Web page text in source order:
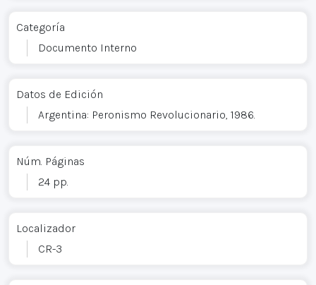
Categoría
Documento Interno
Datos de Edición
Argentina: Peronismo Revolucionario, 1986.
Núm. Páginas
24 pp.
Localizador
CR-3